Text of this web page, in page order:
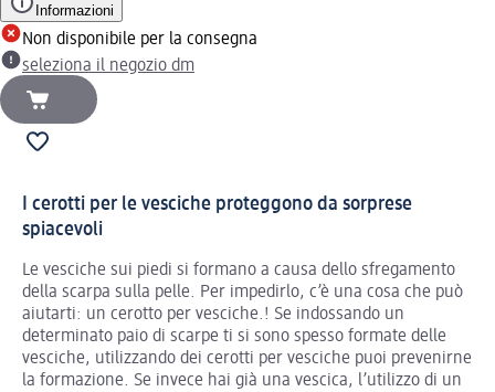
Informazioni
Non disponibile per la consegna
seleziona il negozio dm
I cerotti per le vesciche proteggono da sorprese
spiacevoli
Le vesciche sui piedi si formano a causa dello sfregamento
della scarpa sulla pelle. Per impedirlo, c’è una cosa che può
aiutarti: un cerotto per vesciche.! Se indossando un
determinato paio di scarpe ti si sono spesso formate delle
vesciche, utilizzando dei cerotti per vesciche puoi prevenirne
la formazione. Se invece hai già una vescica, l’utilizzo di un